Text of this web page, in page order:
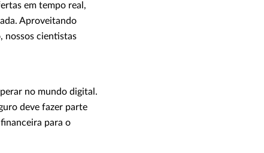
em tempo real,
Aproveitando
nossos cientistas
no mundo digital.
deve fazer parte
para o